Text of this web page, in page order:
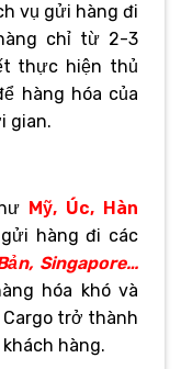
vụ gửi hàng đi
chỉ từ 2-3
thực hiện thủ
hàng hóa của
gian.
Mỹ, Úc, Hàn
hàng đi các
Singapore…
hóa khó và
Cargo trở thành
hàng.